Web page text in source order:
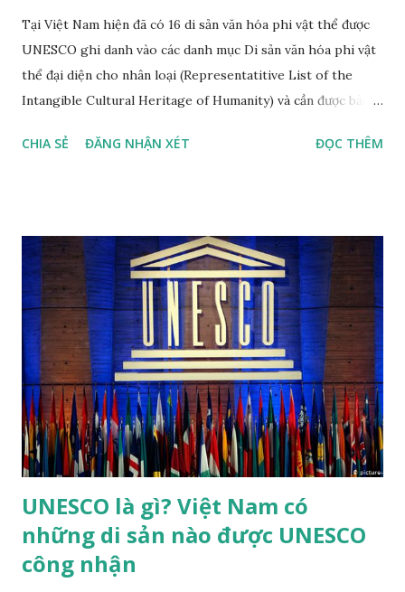
Tại Việt Nam hiện đã có 16 di sản văn hóa phi vật thể được
UNESCO ghi danh vào các danh mục Di sản văn hóa phi vật
thể đại diện cho nhân loại (Representatitive List of the
Intangible Cultural Heritage of Humanity) và cần được bảo
Urgent Safeguarding) theo thứ tự năm công nhận mới nhất
đại diện của nhân loại. Nhã nhạc cung đình Huế là thể loại
nhạc của cung đình thời phong kiến, được biểu diễn vào các
dịp lễ hội (vua đăng quang, băng hà, các lễ hội tôn nghiêm
khác) trong năm của các triều đại nhà Nguyễn của Việt Nam.
Nhã nhạc cung đình Huế đã được UNESCO công nhận là
Kiệt tác truyền khẩu và phi vật thể nhân loại vào năm 2003.
Theo đánh giá của UNESCO, "trong các thể loại nhạc cổ
truyền ở Việt Nam, chỉ có Nhã nhạc đạt tới tầm vóc quốc
gia". ...
CHIA SẺ ĐĂNG NHẬN XÉT ĐỌC THÊM
UNESCO là gì? Việt Nam có
những di sản nào được UNESCO
công nhận